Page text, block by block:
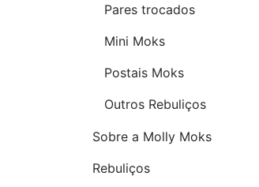
Pares trocados
Mini Moks
Postais Moks
Outros Rebuliços
Sobre a Molly Moks
Rebuliços